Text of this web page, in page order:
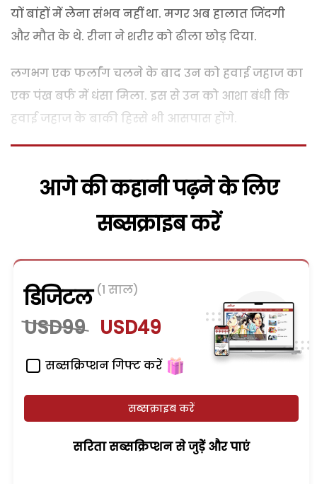
यों बांहों में लेना संभव नहीं था. मगर अब हालात जिंदगी
और मौत के थे. रीना ने शरीर को ढीला छोड़ दिया.
लगभग एक फर्लांग चलने के बाद उन को हवाई जहाज का
एक पंख बर्फ में धंसा मिला. इस से उन को आशा बंधी कि
हवाई जहाज के बाकी हिस्से भी आसपास होंगे.
आगे की कहानी पढ़ने के लिए
सब्सक्राइब करें
डिजिटल (1 साल)
USD99 USD49
सब्सक्रिप्शन गिफ्ट करें
सब्सक्राइब करें
सरिता सब्सक्रिप्शन से जुड़ेें और पाएं